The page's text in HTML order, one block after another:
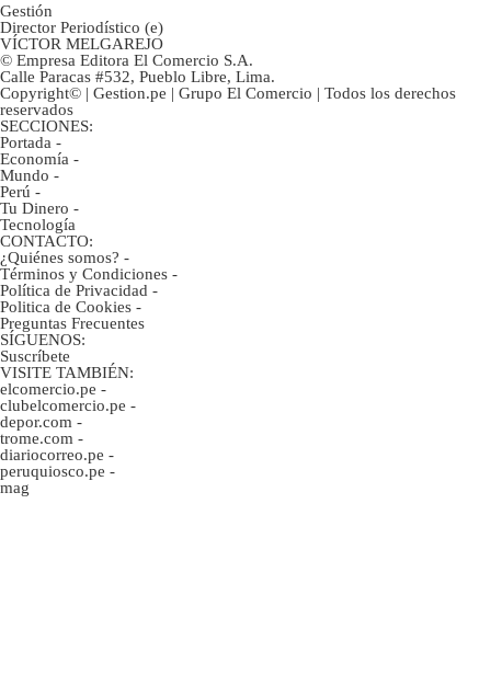
Gestión
Director Periodístico (e)
VÍCTOR MELGAREJO
© Empresa Editora El Comercio S.A.
Calle Paracas #532, Pueblo Libre, Lima.
Copyright© | Gestion.pe | Grupo El Comercio | Todos los derechos
reservados
SECCIONES:
Portada -
Economía -
Mundo -
Perú -
Tu Dinero -
Tecnología
CONTACTO:
¿Quiénes somos? -
Términos y Condiciones -
Política de Privacidad -
Politica de Cookies -
Preguntas Frecuentes
SÍGUENOS:
Suscríbete
VISITE TAMBIÉN:
elcomercio.pe -
clubelcomercio.pe -
depor.com -
trome.com -
diariocorreo.pe -
peruquiosco.pe -
mag